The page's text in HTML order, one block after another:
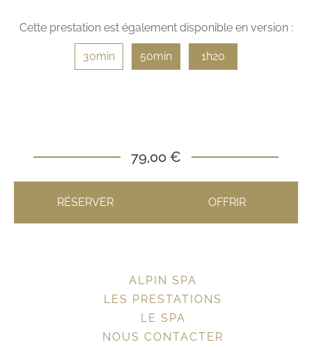
Cette prestation est également disponible en version :
30min 50min 1h20
RÉSERVER OFFRIR
79,00 €
ALPIN SPA
LES PRESTATIONS
LE SPA
NOUS CONTACTER